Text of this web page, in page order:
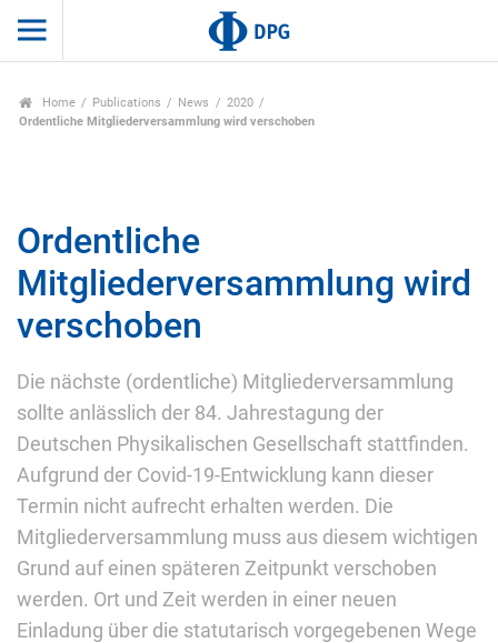
Home Publications News
2020
Ordentliche Mitgliederversammlung wird verschoben
Ordentliche
Mitgliederversammlung wird
verschoben
Die nächste (ordentliche) Mitgliederversammlung
sollte anlässlich der 84. Jahrestagung der
Deutschen Physikalischen Gesellschaft stattfinden.
Aufgrund der Covid-19-Entwicklung kann dieser
Termin nicht aufrecht erhalten werden. Die
Mitgliederversammlung muss aus diesem wichtigen
Grund auf einen späteren Zeitpunkt verschoben
werden. Ort und Zeit werden in einer neuen
Einladung über die statutarisch vorgegebenen Wege